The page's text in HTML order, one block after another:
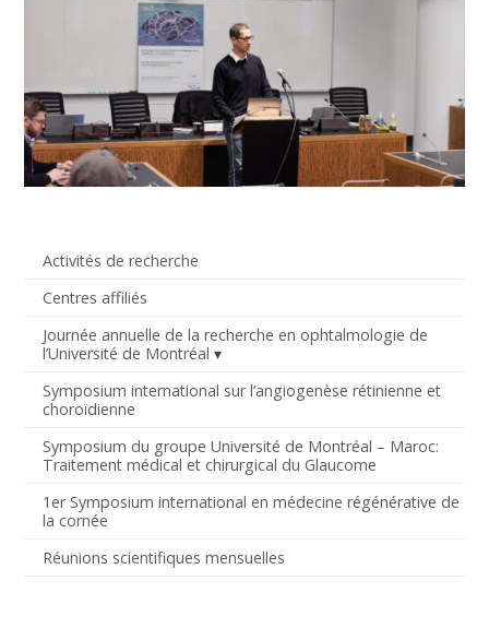
Activités de recherche
Centres affiliés
Journée annuelle de la recherche en ophtalmologie de
l’Université de Montréal
Symposium international sur l’angiogenèse rétinienne et
choroïdienne
Symposium du groupe Université de Montréal – Maroc:
Traitement médical et chirurgical du Glaucome
1er Symposium international en médecine régénérative de
la cornée
Réunions scientifiques mensuelles